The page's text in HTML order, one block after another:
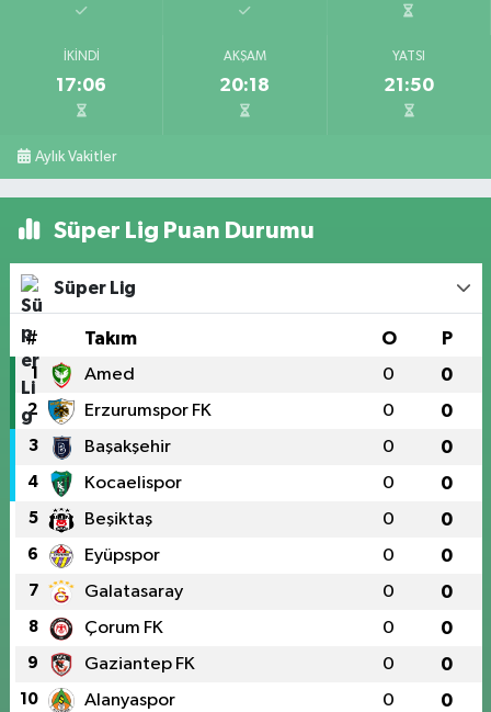
İKINDI
17:06
AKŞAM
20:18
YATSI
21:50
Aylık Vakitler
Süper Lig Puan Durumu
Süper Lig
# Takım O P
1 Amed 0 0
2 Erzurumspor FK 0 0
3 Başakşehir 0 0
4 Kocaelispor 0 0
5 Beşiktaş 0 0
6 Eyüpspor 0 0
7 Galatasaray 0 0
8 Çorum FK 0 0
9 Gaziantep FK 0 0
10 Alanyaspor 0 0